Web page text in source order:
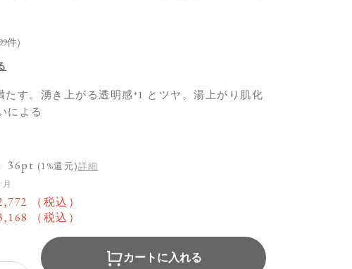
たす。湧き上がる透明感*1 とツヤ。湯上がり肌化
による
36pt (1%還元)詳細
（税込）
（税込）
カートに入れる